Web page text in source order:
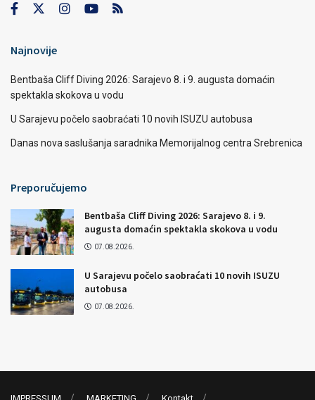
Najnovije
Bentbaša Cliff Diving 2026: Sarajevo 8. i 9. augusta domaćin
spektakla skokova u vodu
U Sarajevu počelo saobraćati 10 novih ISUZU autobusa
Danas nova saslušanja saradnika Memorijalnog centra Srebrenica
Preporučujemo
Bentbaša Cliff Diving 2026: Sarajevo 8. i 9.
augusta domaćin spektakla skokova u vodu
07.08.2026.
U Sarajevu počelo saobraćati 10 novih ISUZU
autobusa
07.08.2026.